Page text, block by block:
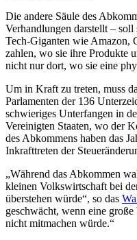
Die andere Säule des
Verhandlungen darstellt –
Tech-Giganten wie Amazon,
zahlen, wo sie ihre Produkte
nicht nur dort, wo sie eine
Um in Kraft zu treten, muss
Parlamenten der 136
schwieriges Unterfangen in
Vereinigten Staaten, wo der
des Abkommens haben das
Inkrafttreten der
„Während das Abkommen
kleinen Volkswirtschaft bei
überstehen würde“, so das
geschwächt, wenn eine
nicht mitmachen würde.“